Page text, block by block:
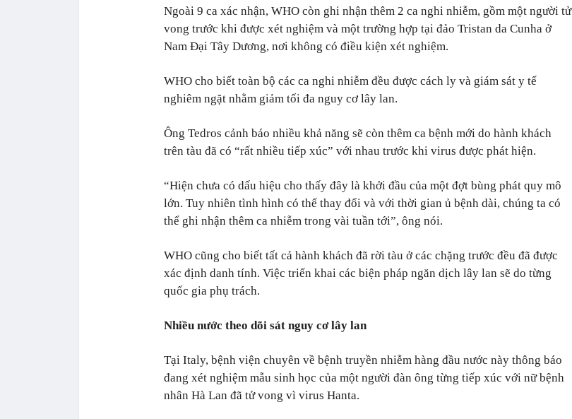
Ngoài 9 ca xác nhận, WHO còn ghi nhận thêm 2 ca nghi nhiễm, gồm một người tử
vong trước khi được xét nghiệm và một trường hợp tại đảo Tristan da Cunha ở
Nam Đại Tây Dương, nơi không có điều kiện xét nghiệm.
WHO cho biết toàn bộ các ca nghi nhiễm đều được cách ly và giám sát y tế
nghiêm ngặt nhằm giảm tối đa nguy cơ lây lan.
Ông Tedros cảnh báo nhiều khả năng sẽ còn thêm ca bệnh mới do hành khách
trên tàu đã có “rất nhiều tiếp xúc” với nhau trước khi virus được phát hiện.
“Hiện chưa có dấu hiệu cho thấy đây là khởi đầu của một đợt bùng phát quy mô
lớn. Tuy nhiên tình hình có thể thay đổi và với thời gian ủ bệnh dài, chúng ta có
thể ghi nhận thêm ca nhiễm trong vài tuần tới”, ông nói.
WHO cũng cho biết tất cả hành khách đã rời tàu ở các chặng trước đều đã được
xác định danh tính. Việc triển khai các biện pháp ngăn dịch lây lan sẽ do từng
quốc gia phụ trách.
Nhiều nước theo dõi sát nguy cơ lây lan
Tại Italy, bệnh viện chuyên về bệnh truyền nhiễm hàng đầu nước này thông báo
đang xét nghiệm mẫu sinh học của một người đàn ông từng tiếp xúc với nữ bệnh
nhân Hà Lan đã tử vong vì virus Hanta.